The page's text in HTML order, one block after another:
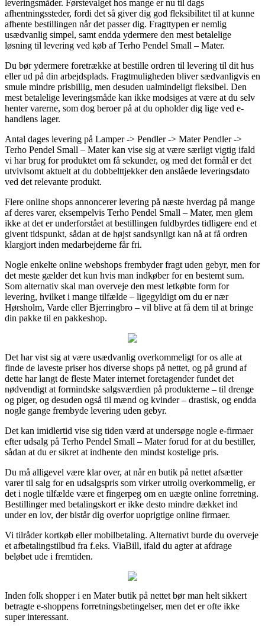
leveringsmåder. Førstevalget hos mange er nu til dags
afhentningssteder, fordi det så giver dig god fleksibilitet til at kunne
afhente bestillingen når det passer dig. Fragttypen er nemlig
usædvanlig simpel, samt endda ydermere den mest betalelige
løsning til levering ved køb af Terho Pendel Small – Mater.
Du bør ydermere foretrække at bestille ordren til levering til dit hus
eller ud på din arbejdsplads. Fragtmuligheden bliver sædvanligvis en
smule mindre prisbillig, men desuden ualmindeligt fleksibel. Den
mest betalelige leveringsmåde kan ikke modsiges at være at du selv
henter varerne, som dog beroer på at du opholder dig lige ved e-
handlens lager.
Antal dages levering på Lamper -> Pendler -> Mater Pendler ->
Terho Pendel Small – Mater kan vise sig at være særligt vigtig ifald
vi har brug for produktet om få sekunder, og med det formål er det
utvivlsomt aktuelt at du dobbelttjekker den anslåede leveringsdato
ved det relevante produkt.
Flere online shops annoncerer levering på næste hverdag på mange
af deres varer, eksempelvis Terho Pendel Small – Mater, men glem
ikke at det er underforstået at bestillingen fuldbyrdes tidligere end et
givent tidspunkt, sådan at de højst sandsynligt kan nå at få ordren
klargjort inden medarbejderne får fri.
Nogle enkelte online webshops frembyder fragt uden gebyr, men for
det meste gælder det kun hvis man indkøber for en bestemt sum.
Som alternativ skal man overveje den mest letkøbte form for
levering, hvilket i mange tilfælde – ligegyldigt om du er nær
Hørsholm, Varde eller Bjerringbro – vil blive at få dem til at bringe
din pakke til en pakkeshop.
Det har vist sig at være usædvanlig overkommeligt for os alle at
finde de laveste priser hos diverse shops på nettet, og på grund af
dette har langt de fleste Mater internet foretagender fundet det
nødvendigt at formindske salgsværdien på produkterne – til drenge
og piger, og desuden også til mænd og kvinder – drastisk, og endda
nogle gange frembyde levering uden gebyr.
Det kan imidlertid vise sig tiden værd at undersøge nogle e-firmaer
efter udsalg på Terho Pendel Small – Mater forud for at du bestiller,
sådan at du er sikret at indhente den mindst kostelige pris.
Du må alligevel være klar over, at når en butik på nettet afsætter
varer til salg for en udsalgspris som virker utrolig overkommelig, er
det i nogle tilfælde være et fingerpeg om en uægte online forretning.
Bestillinger med betalingskort er ikke desto mindre dækket ind
under en lov, der bistår dig overfor uoprigtige online firmaer.
Vi tilråder kortkøb eller mobilbetaling. Alternativt burde du overveje
et afbetalingstilbud fra f.eks. ViaBill, ifald du agter at afdrage
beløbet ude i fremtiden.
Inden folk shopper i en Mater butik på nettet bør man helt sikkert
betragte e-shoppens forretningsbetingelser, men det er ofte ikke
super interessant.